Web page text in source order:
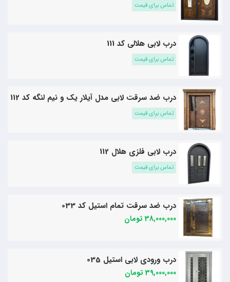
تماس برای قیمت
درب لابی هلالی کد 111
تماس برای قیمت
درب ضد سرقت لابی مدل آیلار یک و نیم لنگه کد 112
تماس برای قیمت
درب لابی فلزی هلال 112
تماس برای قیمت
درب ضد سرقت تمام استیل کد 033
38,000,000 تومان
درب ورودی لابی استیل 035
39,000,000 تومان